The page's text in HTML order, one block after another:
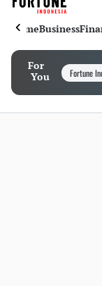
HomeBusiness
For
You
Fortune